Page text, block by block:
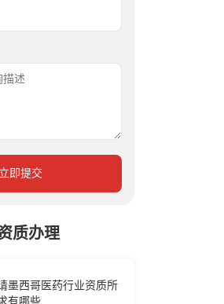
立即提交
质办理
墨西哥医药行业资质所
有哪些